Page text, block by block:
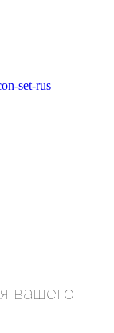
вашего